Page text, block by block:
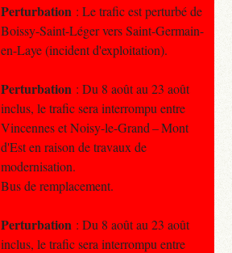
Perturbation : Le trafic est perturbé de
Boissy-Saint-Léger vers Saint-Germain-
en-Laye (incident d'exploitation).
Perturbation : Du 8 août au 23 août
inclus, le trafic sera interrompu entre
Vincennes et Noisy-le-Grand – Mont
d'Est en raison de travaux de
modernisation.
Bus de remplacement.
Perturbation : Du 8 août au 23 août
inclus, le trafic sera interrompu entre